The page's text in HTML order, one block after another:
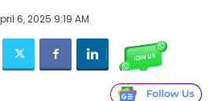
6, 2025 9:19 AM